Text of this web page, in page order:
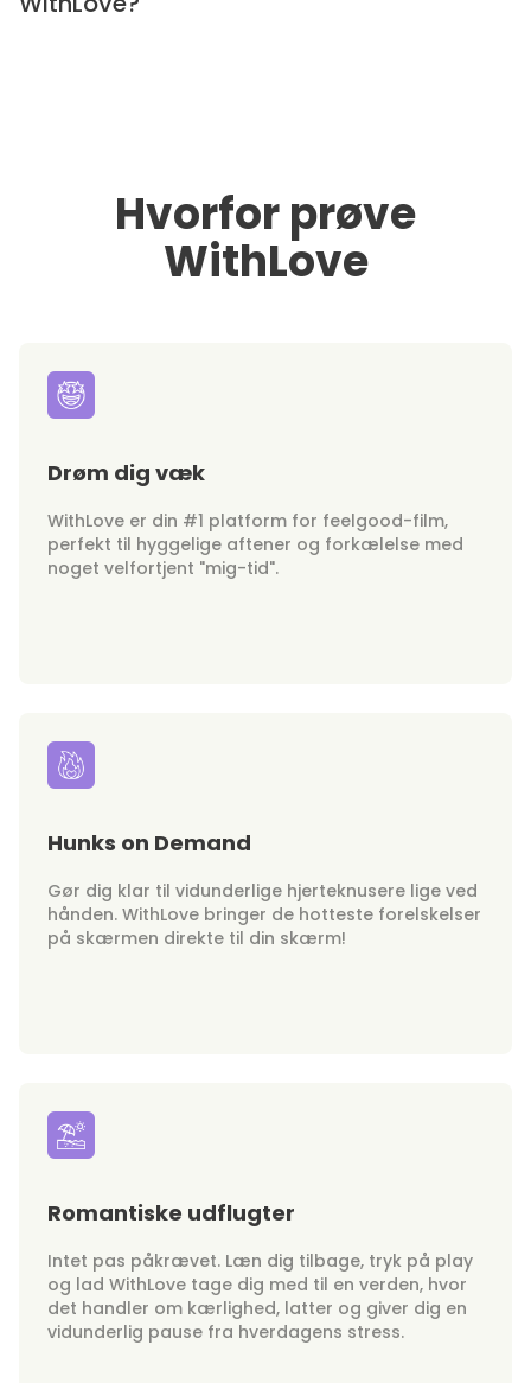
Hvorfor prøve
WithLove
Drøm dig væk
WithLove er din #1 platform for feelgood-film,
perfekt til hyggelige aftener og forkælelse med
noget velfortjent "mig-tid".
Hunks on Demand
Gør dig klar til vidunderlige hjerteknusere lige ved
hånden. WithLove bringer de hotteste forelskelser
på skærmen direkte til din skærm!
Romantiske udflugter
Intet pas påkrævet. Læn dig tilbage, tryk på play
og lad WithLove tage dig med til en verden, hvor
det handler om kærlighed, latter og giver dig en
vidunderlig pause fra hverdagens stress.